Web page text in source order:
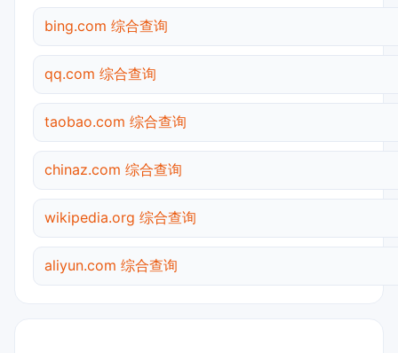
bing.com 综合查询
qq.com 综合查询
taobao.com 综合查询
chinaz.com 综合查询
wikipedia.org 综合查询
aliyun.com 综合查询